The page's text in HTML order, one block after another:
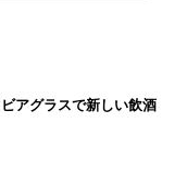
アグラスで新しい飲酒